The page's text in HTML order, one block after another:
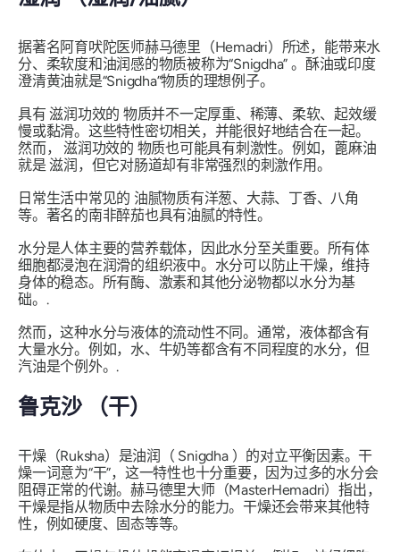
据著名阿育吠陀医师赫马德里（Hemadri）所述，能带来水
分、柔软度和油润感的物质被称为“Snigdha” 。酥油或印度
澄清黄油就是“Snigdha”物质的理想例子。
具有滋润功效的 物质并不一定厚重、稀薄、柔软、起效缓
慢或黏滑。这些特性密切相关，并能很好地结合在一起。
然而，滋润功效的 物质也可能具有刺激性。例如，蓖麻油
就是滋润 ，但它对肠道却有非常强烈的刺激作用。
日常生活中常见的 油腻物质有洋葱、大蒜、丁香、八角
等。著名的南非醉茄也具有油腻的特性。
水分是人体主要的营养载体，因此水分至关重要。所有体
细胞都浸泡在润滑的组织液中。水分可以防止干燥，维持
身体的稳态。所有酶、激素和其他分泌物都以水分为基
础。.
然而，这种水分与液体的流动性不同。通常，液体都含有
大量水分。例如，水、牛奶等都含有不同程度的水分，但
汽油是个例外。.
鲁克沙（干）
干燥（Ruksha） 是油润（ Snigdha）的对立平衡因素。干
燥一词意为“干”，这一特性也十分重要，因为过多的水分会
阻碍正常的代谢。赫马德里大师（MasterHemadri）指出，
干燥是指从物质中去除水分的能力。干燥还会带来其他特
性，例如硬度、固态等等。